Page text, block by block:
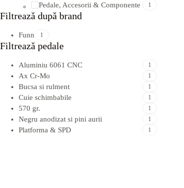
Pedale, Accesorii & Componente 1
Filtreazǎ dupǎ brand
Funn 1
Filtreazǎ pedale
Aluminiu 6061 CNC 1
Ax Cr-Mo 1
Bucsa si rulment 1
Cuie schimbabile 1
570 gr. 1
Negru anodizat si pini aurii 1
Platforma & SPD 1